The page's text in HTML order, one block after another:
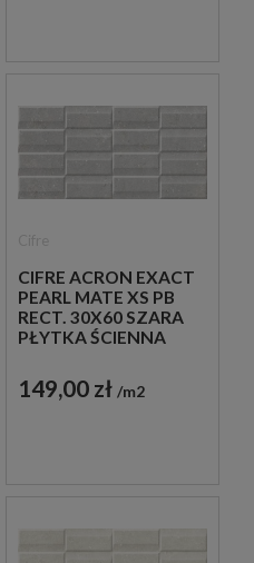
CIFRE ACRON EXACT
PEARL MATE XS PB
RECT. 30X60 SZARA
PŁYTKA ŚCIENNA
149,00 zł m2